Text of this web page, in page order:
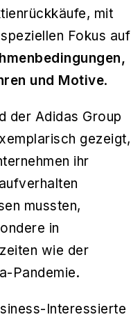
mit
Fokus auf
und Motive.
der Adidas Group
gezeigt,
ihr
mussten,
in
wie der
Pandemie.
Interessierte